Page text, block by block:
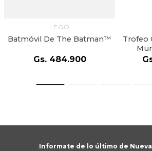
LEGO
Batmóvil De The Batman™
Gs. 484.900
Trofeo
Informate de lo último de